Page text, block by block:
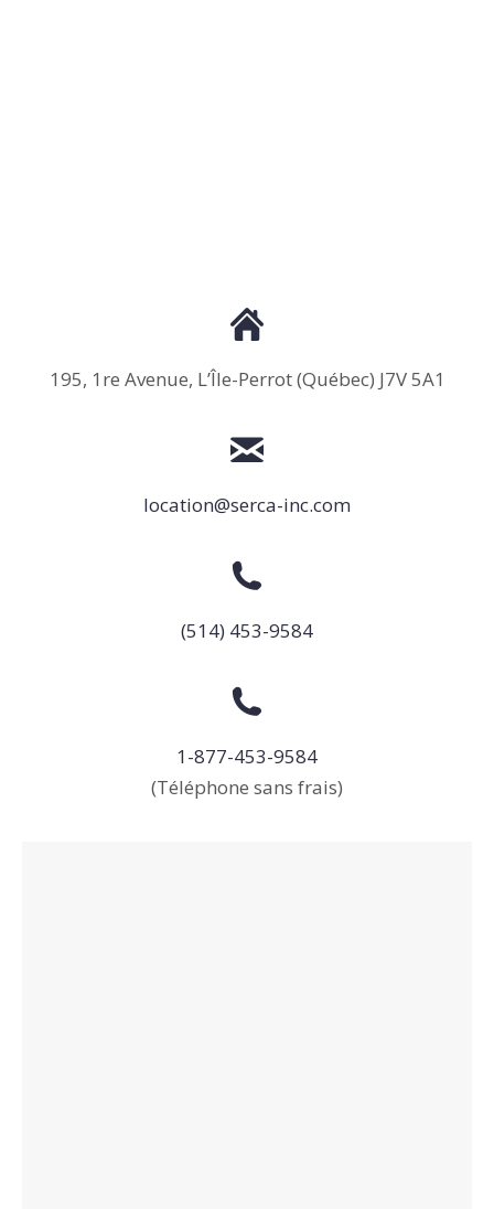
195, 1re Avenue, L’Île-Perrot (Québec) J7V 5A1
location@serca-inc.com
(514) 453-9584
1-877-453-9584
(Téléphone sans frais)